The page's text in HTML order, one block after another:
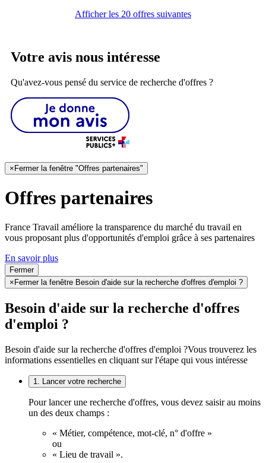
Afficher les 20 offres suivantes
Votre avis nous intéresse
Qu'avez-vous pensé du service de recherche d'offres ?
× Fermer la fenêtre "Offres partenaires"
Offres partenaires
France Travail améliore la transparence du marché du travail en
vous proposant plus d'opportunités d'emploi grâce à ses partenaires
En savoir plus
Fermer
× Fermer la fenêtre Besoin d'aide sur la recherche d'offres d'emploi ?
Besoin d'aide sur la recherche d'offres
d'emploi ?
Besoin d'aide sur la recherche d'offres d'emploi ?Vous trouverez les
informations essentielles en cliquant sur l'étape qui vous intéresse
1. Lancer votre recherche
Pour lancer une recherche d'offres, vous devez saisir au moins
un des deux champs :
« Métier, compétence, mot-clé, n° d'offre »
ou
« Lieu de travail ».